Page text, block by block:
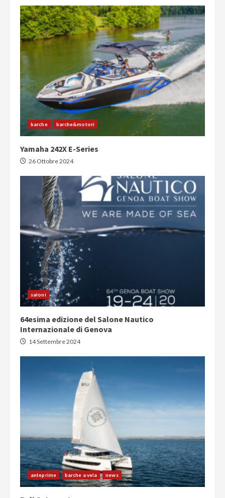
barche barche&motori
Yamaha 242X E-Series
26 Ottobre 2024
saloni
64esima edizione del Salone Nautico
Internazionale di Genova
14 Settembre 2024
anteprime barche a vela news